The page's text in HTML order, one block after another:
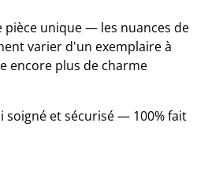
pièce unique — les nuances de
varier d'un exemplaire à
encore plus de charme
et sécurisé — 100% fait